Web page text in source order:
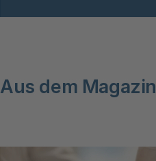
Aus dem Magazin